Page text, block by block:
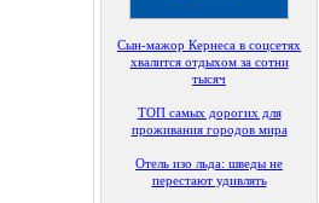
Сын-мажор Кернеса в соцсетях
хвалится отдыхом за сотни
тысяч
ТОП самых дорогих для
проживания городов мира
Отель изо льда: шведы не
перестают удивлять